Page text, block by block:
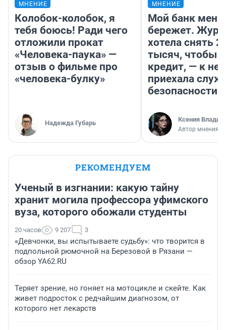
МНЕНИЕ
Колобок-колобок, я
тебя боюсь! Ради чего
отложили прокат
«Человека-паука» —
отзыв о фильме про
«человека-булку»
Надежда Губарь
МНЕНИЕ
Мой банк меня
бережет.
хотела снять
тысяч, чтобы
кредит, — к
приехала
безопасности
Ксения
Автор мнения
РЕКОМЕНДУЕМ
Ученый в изгнании: какую тайну
хранит могила профессора уфимского
вуза, которого обожали студенты
20 часов 9 207 3
«Девчонки, вы испытываете судьбу»: что творится в
подпольной рюмочной на Березовой в Рязани —
обзор YA62.RU
Теряет зрение, но гоняет на мотоцикле и скейте. Как
живет подросток с редчайшим диагнозом, от
которого нет лекарств